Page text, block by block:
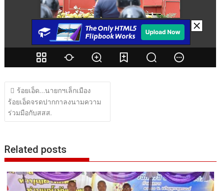
แนะแนว
เรื่อง
ร้อยเอ็ด…นายกฯเล็กเมือง
ร้อยเอ็ดจรดปากกาลงนามความ
ร่วมมือกับสสส.
Related posts